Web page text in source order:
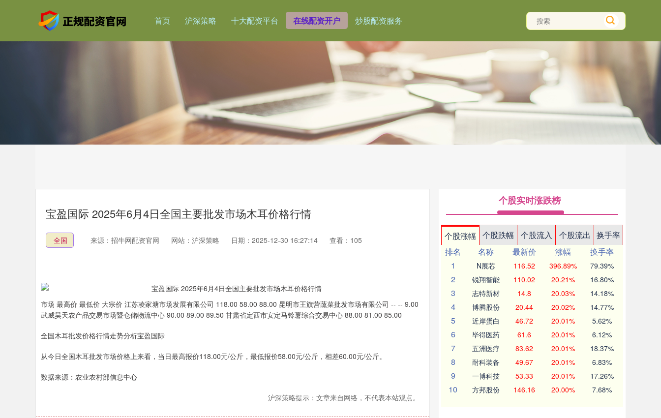
首页 沪深策略 十大配资平台 在线配资开户 炒股配资服务
宝盈国际 2025年6月4日全国主要批发市场木耳价格行情
全国 来源：招牛网配资官网 网站：沪深策略 日期：2025-12-30 16:27:14 查看：105
市场 最高价 最低价 大宗价 江苏凌家塘市场发展有限公司 118.00 58.00 88.00 昆明市王旗营蔬菜批发市场有限公司 -- -- 9.00
武威昊天农产品交易市场暨仓储物流中心 90.00 89.00 89.50 甘肃省定西市安定马铃薯综合交易中心 88.00 81.00 85.00
全国木耳批发价格行情走势分析宝盈国际
从今日全国木耳批发市场价格上来看，当日最高报价118.00元/公斤，最低报价58.00元/公斤，相差60.00元/公斤。
数据来源：农业农村部信息中心
沪深策略提示：文章来自网络，不代表本站观点。
个股实时涨跌榜
个股涨幅 个股跌幅 个股流入 个股流出
换手率
排名
名称 最新价 涨幅
换手率
1
N展芯 116.52 396.89% 79.39%
2 锐翔智能 110.02 20.21% 16.80%
3 志特新材 14.8 20.03% 14.18%
4 博腾股份 20.44 20.02% 14.77%
5 近岸蛋白 46.72 20.01% 5.62%
6 毕得医药 61.6 20.01% 6.12%
7 五洲医疗 83.62 20.01% 18.37%
8 耐科装备 49.67 20.01% 6.83%
9 一博科技 53.33 20.01% 17.26%
10 方邦股份 146.16 20.00% 7.68%